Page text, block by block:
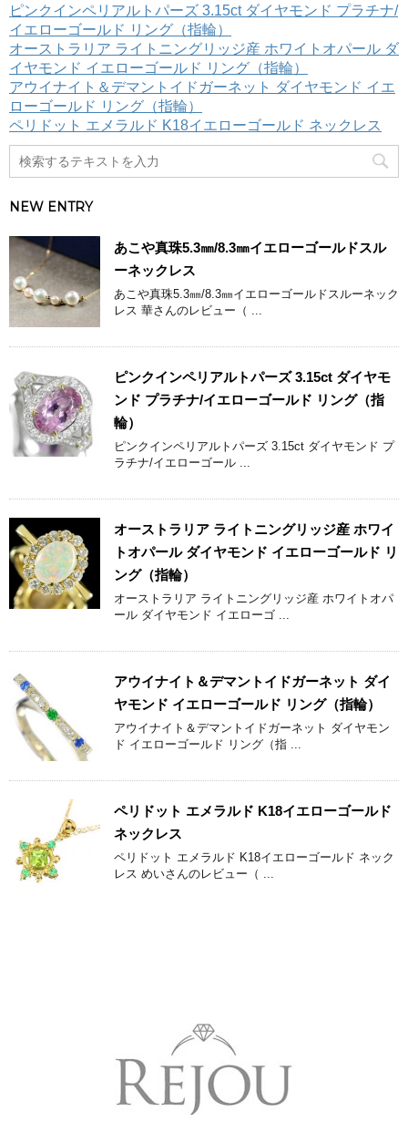
リ
ー
ピンクインペリアルトパーズ 3.15ct ダイヤモンド プラチナ/
イエローゴールド リング（指輪）
オーストラリア ライトニングリッジ産 ホワイトオパール ダ
イヤモンド イエローゴールド リング（指輪）
アウイナイト＆デマントイドガーネット ダイヤモンド イエ
ローゴールド リング（指輪）
ペリドット エメラルド K18イエローゴールド ネックレス
NEW ENTRY
あこや真珠5.3㎜/8.3㎜イエローゴールドスル
ーネックレス
あこや真珠5.3㎜/8.3㎜イエローゴールドスルーネック
レス 華さんのレビュー（ ...
ピンクインペリアルトパーズ 3.15ct ダイヤモ
ンド プラチナ/イエローゴールド リング（指
輪）
ピンクインペリアルトパーズ 3.15ct ダイヤモンド プ
ラチナ/イエローゴール ...
オーストラリア ライトニングリッジ産 ホワイ
トオパール ダイヤモンド イエローゴールド リ
ング（指輪）
オーストラリア ライトニングリッジ産 ホワイトオパ
ール ダイヤモンド イエローゴ ...
アウイナイト＆デマントイドガーネット ダイ
ヤモンド イエローゴールド リング（指輪）
アウイナイト＆デマントイドガーネット ダイヤモン
ド イエローゴールド リング（指 ...
ペリドット エメラルド K18イエローゴールド
ネックレス
ペリドット エメラルド K18イエローゴールド ネック
レス めいさんのレビュー（ ...